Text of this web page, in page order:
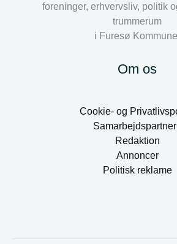
foreninger, erhvervsliv, politik
trummerum
i Furesø
Om os
Cookie- og
Redaktion
Annoncer
Politisk reklame